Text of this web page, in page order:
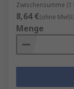
Zwischensumme (1
8,64 €(ohne
Menge